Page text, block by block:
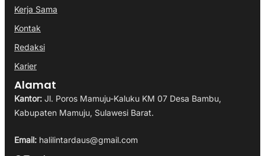
Kerja Sama
Kontak
Redaksi
Karier
Alamat
Kantor: Jl. Poros Mamuju-Kaluku KM 07 Desa Bambu,
Kabupaten Mamuju, Sulawesi Barat.
Email: halilintardaus@gmail.com